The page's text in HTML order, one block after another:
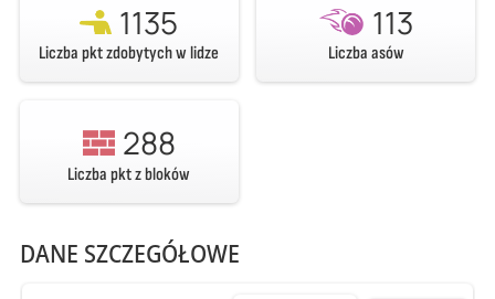
1135
Liczba pkt zdobytych w lidze
113
Liczba asów
288
Liczba pkt z bloków
DANE SZCZEGÓŁOWE